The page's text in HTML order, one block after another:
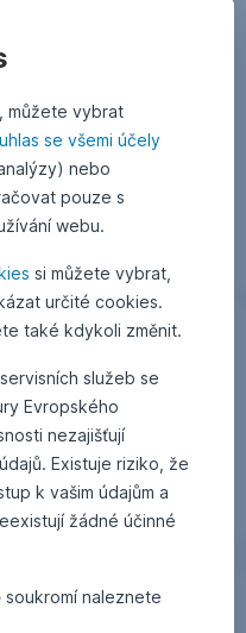
můžete vybrat
se všemi účely
nebo
pouze s
webu.
si můžete vybrat,
určité cookies.
také kdykoli změnit.
služeb se
Evropského
nezajišťují
Existuje riziko, že
k vašim údajům a
žádné účinné
naleznete